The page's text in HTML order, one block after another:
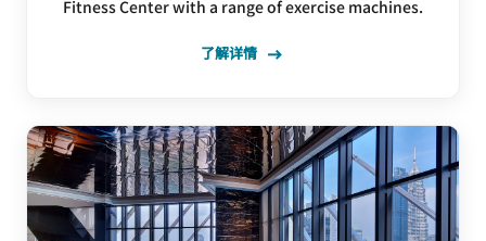
Fitness Center with a range of exercise machines.
了解详情